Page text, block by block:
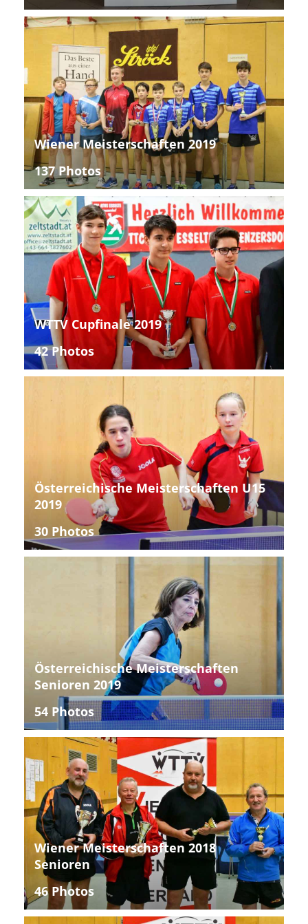
Wiener Meisterschaften 2019
137 Photos
WTTV Cupfinale 2019
42 Photos
Österreichische Meisterschaften U15
2019
30 Photos
Österreichische Meisterschaften
Senioren 2019
54 Photos
Wiener Meisterschaften 2018
Senioren
46 Photos